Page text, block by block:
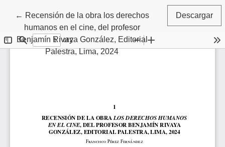
← Volver a los detalles del artículo
Recensión de la obra los derechos
humanos en el cine, del profesor
Benjamín Rivaya González, Editorial
Palestra, Lima, 2024
Descargar